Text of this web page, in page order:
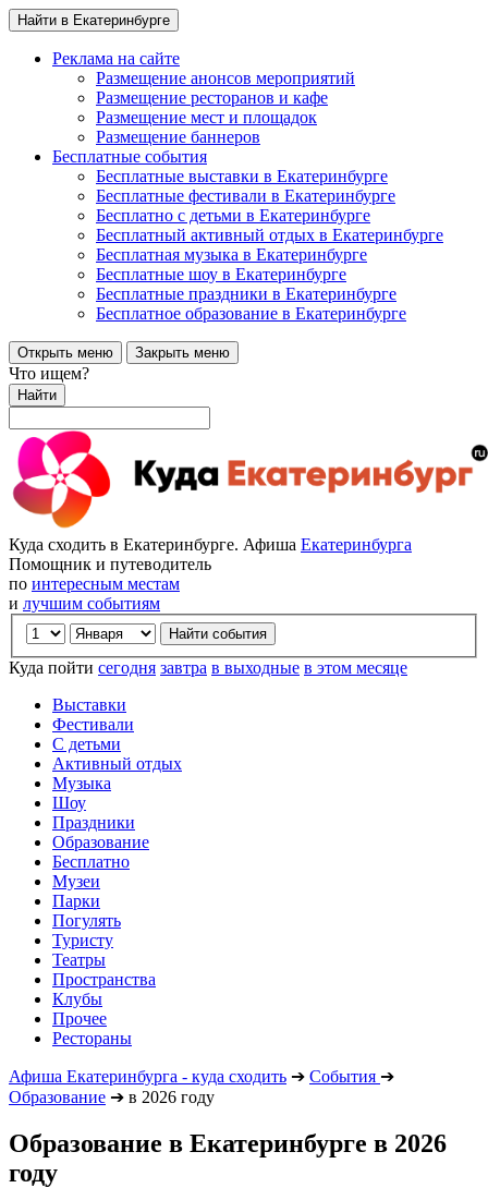
Найти в Екатеринбурге
Реклама на сайте
Размещение анонсов мероприятий
Размещение ресторанов и кафе
Размещение мест и площадок
Размещение баннеров
Бесплатные события
Бесплатные выставки в Екатеринбурге
Бесплатные фестивали в Екатеринбурге
Бесплатно с детьми в Екатеринбурге
Бесплатный активный отдых в Екатеринбурге
Бесплатная музыка в Екатеринбурге
Бесплатные шоу в Екатеринбурге
Бесплатные праздники в Екатеринбурге
Бесплатное образование в Екатеринбурге
Открыть меню Закрыть меню
Что ищем?
Найти
Куда сходить в Екатеринбурге. Афиша Екатеринбурга
Помощник и путеводитель
по интересным местам
и лучшим событиям
Куда пойти сегодня завтра в выходные в этом месяце
Выставки
Фестивали
С детьми
Активный отдых
Музыка
Шоу
Праздники
Образование
Бесплатно
Музеи
Парки
Погулять
Туристу
Театры
Пространства
Клубы
Прочее
Рестораны
Афиша Екатеринбурга - куда сходить ➔ События ➔
Образование ➔ в 2026 году
Образование в Екатеринбурге в 2026
году